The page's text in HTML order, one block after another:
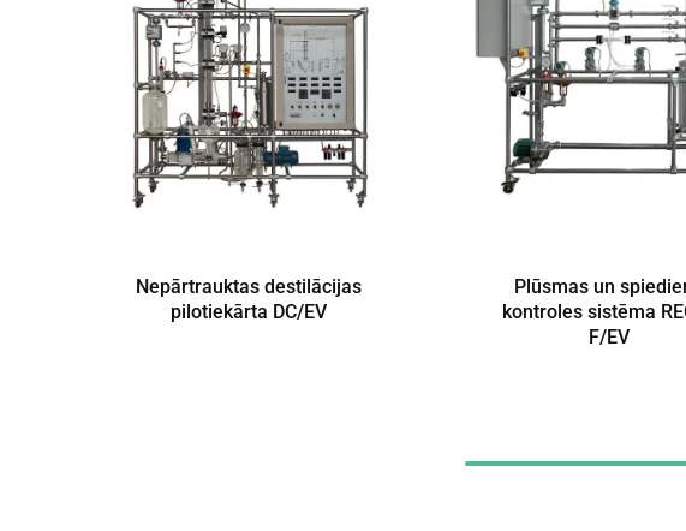
Nepārtrauktas destilācijas
pilotiekārta DC/EV
Plūsmas un
kontroles sistēma
F/EV